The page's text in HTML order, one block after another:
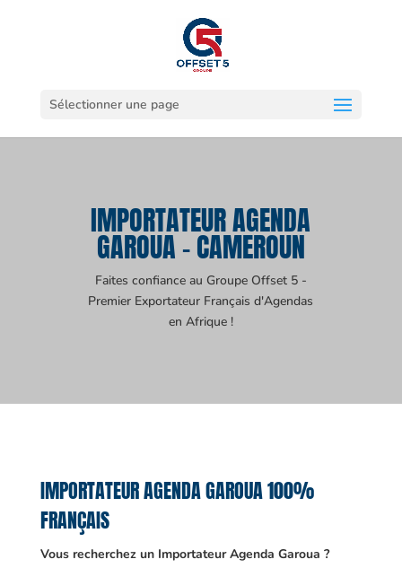
Sélectionner une page
IMPORTATEUR AGENDA
GAROUA - CAMEROUN
Faites confiance au Groupe Offset 5 -
Premier Exportateur Français d'Agendas
en Afrique !
IMPORTATEUR AGENDA GAROUA 100%
FRANÇAIS
Vous recherchez un Importateur Agenda Garoua ?